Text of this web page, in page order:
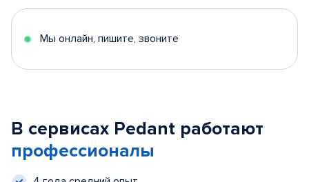
Мы онлайн, пишите, звоните
В сервисах Pedant работают
профессионалы